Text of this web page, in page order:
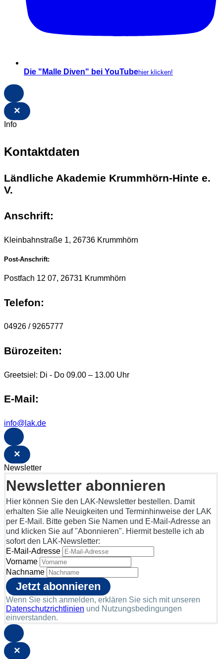
Die "Malle Diven" bei YouTubehier klicken!
×
Info
Kontaktdaten
Ländliche Akademie Krummhörn-Hinte e.
V.
Anschrift:
Kleinbahnstraße 1, 26736 Krummhörn
Post-Anschrift:
Postfach 12 07, 26731 Krummhörn
Telefon:
04926 / 9265777
Bürozeiten:
Greetsiel: Di - Do 09.00 – 13.00 Uhr
E-Mail:
info@lak.de
×
Newsletter
Newsletter abonnieren
Hier können Sie den LAK-Newsletter bestellen. Damit
erhalten Sie alle Neuigkeiten und Terminhinweise der LAK
per E-Mail. Bitte geben Sie Namen und E-Mail-Adresse an
und klicken Sie auf "Abonnieren". Hiermit bestelle ich ab
sofort den LAK-Newsletter:
E-Mail-Adresse
Vorname
Nachname
Wenn Sie sich anmelden, erklären Sie sich mit unseren
Datenschutzrichtlinien und Nutzungsbedingungen
einverstanden.
×